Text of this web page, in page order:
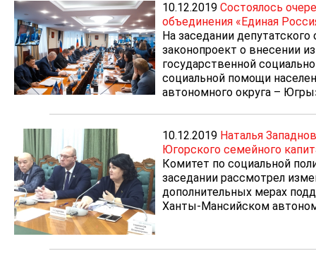
10.12.2019 Состоялось
объединения «Единая
На заседании
законопроект о внесении
государственной
социальной помощи
автономного округа –
10.12.2019 Наталья
Югорского семейного
Комитет по социальной
заседании рассмотрел
дополнительных мерах
Ханты-Мансийском